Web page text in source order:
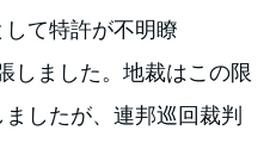
て特許が不明瞭
しました。地裁はこの限
したが、連邦巡回裁判